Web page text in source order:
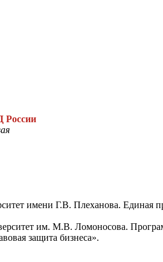
России
имени Г.В. Плеханова. Единая
им. М.В. Ломоносова.
защита бизнеса».